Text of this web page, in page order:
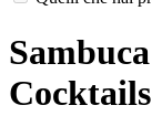
Cocktails